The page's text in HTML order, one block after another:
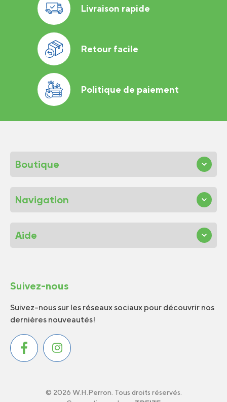
Livraison rapide
Retour facile
Politique de paiement
Boutique
Navigation
Aide
Suivez-nous
Suivez-nous sur les réseaux sociaux pour découvrir nos
dernières nouveautés!
© 2026 W.H.Perron. Tous droits réservés.